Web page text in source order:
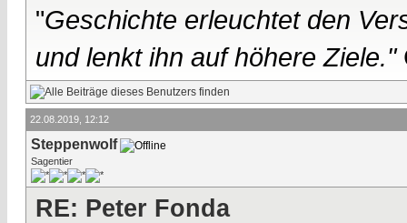
"Geschichte erleuchtet den
und lenkt ihn auf höhere Ziele."
22.08.2019, 12:12
Steppenwolf
Sagentier
RE: Peter Fonda